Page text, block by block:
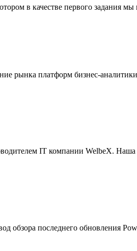
в качестве первого задания
рынка платформ бизнес-
IT компании WelbeX. Наша
обзора последнего обновления